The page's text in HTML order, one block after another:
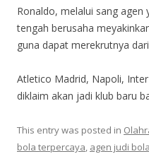
Ronaldo, melalui sang agen
tengah berusaha
guna dapat merekrutnya
Atletico Madrid, Napoli,
diklaim akan jadi klub baru
This entry was posted in
bola terpercaya, agen judi